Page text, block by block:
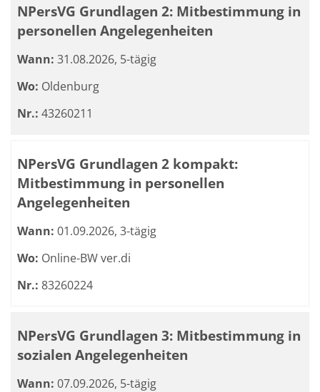
NPersVG Grundlagen 2: Mitbestimmung in
personellen Angelegenheiten
Wann: 31.08.2026, 5-tägig
Wo: Oldenburg
Nr.: 43260211
NPersVG Grundlagen 2 kompakt:
Mitbestimmung in personellen
Angelegenheiten
Wann: 01.09.2026, 3-tägig
Wo: Online-BW ver.di
Nr.: 83260224
NPersVG Grundlagen 3: Mitbestimmung in
sozialen Angelegenheiten
Wann: 07.09.2026, 5-tägig